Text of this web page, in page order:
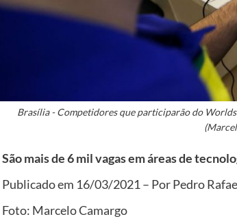
Brasília - Competidores que participarão do
São mais de 6 mil vagas em áreas de
Publicado em 16/03/2021 – Por Pedro
Foto: Marcelo Camargo